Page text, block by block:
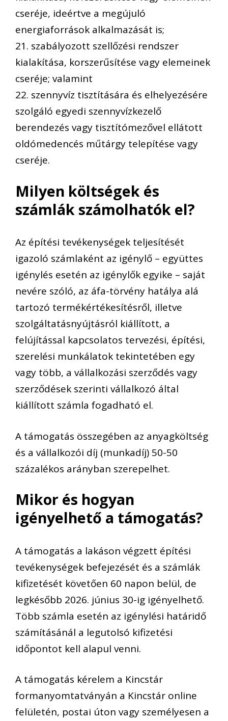
cseréje, ideértve a megújuló
energiaforrások alkalmazását is;
21. szabályozott szellőzési rendszer
kialakítása, korszerűsítése vagy elemeinek
cseréje; valamint
22. szennyvíz tisztítására és elhelyezésére
szolgáló egyedi szennyvízkezelő
berendezés vagy tisztítómezővel ellátott
oldómedencés műtárgy telepítése vagy
cseréje.
Milyen költségek és
számlák számolhatók el?
Az építési tevékenységek teljesítését
igazoló számlaként az igénylő – együttes
igénylés esetén az igénylők egyike – saját
nevére szóló, az áfa-törvény hatálya alá
tartozó termékértékesítésről, illetve
szolgáltatásnyújtásról kiállított, a
felújítással kapcsolatos tervezési, építési,
szerelési munkálatok tekintetében egy
vagy több, a vállalkozási szerződés vagy
szerződések szerinti vállalkozó által
kiállított számla fogadható el.
A támogatás összegében az anyagköltség
és a vállalkozói díj (munkadíj) 50-50
százalékos arányban szerepelhet.
Mikor és hogyan
igényelhető a támogatás?
A támogatás a lakáson végzett építési
tevékenységek befejezését és a számlák
kifizetését követően 60 napon belül, de
legkésőbb 2026. június 30-ig igényelhető.
Több számla esetén az igénylési határidő
számításánál a legutolsó kifizetési
időpontot kell alapul venni.
A támogatás kérelem a Kincstár
formanyomtatványán a Kincstár online
felületén, postai úton vagy személyesen a